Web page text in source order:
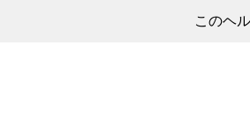
このヘ